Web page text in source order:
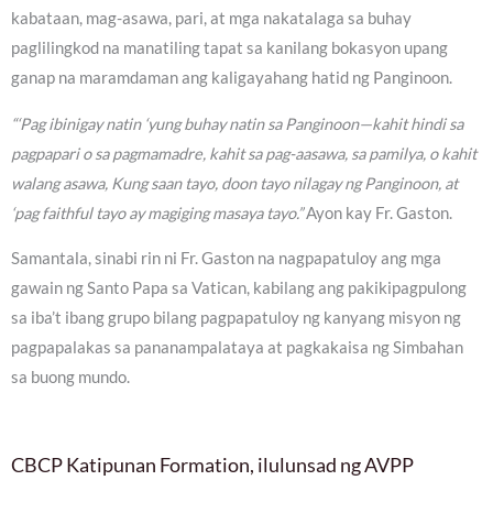
kabataan, mag-asawa, pari, at mga nakatalaga sa buhay
paglilingkod na manatiling tapat sa kanilang bokasyon upang
ganap na maramdaman ang kaligayahang hatid ng Panginoon.
“‘Pag ibinigay natin ‘yung buhay natin sa Panginoon—kahit hindi sa
pagpapari o sa pagmamadre, kahit sa pag-aasawa, sa pamilya, o kahit
walang asawa, Kung saan tayo, doon tayo nilagay ng Panginoon, at
‘pag faithful tayo ay magiging masaya tayo.”Ayon kay Fr. Gaston.
Samantala, sinabi rin ni Fr. Gaston na nagpapatuloy ang mga
gawain ng Santo Papa sa Vatican, kabilang ang pakikipagpulong
sa iba’t ibang grupo bilang pagpapatuloy ng kanyang misyon ng
pagpapalakas sa pananampalataya at pagkakaisa ng Simbahan
sa buong mundo.
CBCP Katipunan Formation, ilulunsad ng AVPP